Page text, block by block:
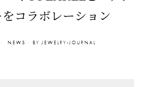
コラボレーション
NEWS BY JEWELRY-JOURNAL